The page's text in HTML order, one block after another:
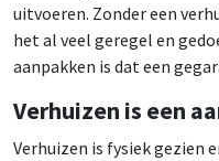
uitvoeren. Zonder een
het al veel geregel en
aanpakken is dat een
Verhuizen is een
Verhuizen is fysiek gezien